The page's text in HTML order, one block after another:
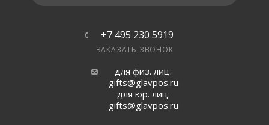
+7 495 230 5919
ЗАКАЗАТЬ ЗВОНОК
для физ. лиц:
gifts@glavpos.ru
для юр. лиц:
gifts@glavpos.ru